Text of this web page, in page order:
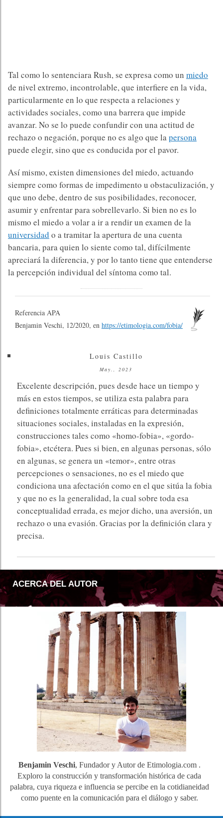
Tal como lo sentenciara Rush, se expresa como un miedo
de nivel extremo, incontrolable, que interfiere en la vida,
particularmente en lo que respecta a relaciones y
actividades sociales, como una barrera que impide
avanzar. No se lo puede confundir con una actitud de
rechazo o negación, porque no es algo que lapersona
puede elegir, sino que es conducida por el pavor.
Así mismo, existen dimensiones del miedo, actuando
siempre como formas de impedimento u obstaculización, y
que uno debe, dentro de sus posibilidades, reconocer,
asumir y enfrentar para sobrellevarlo. Si bien no es lo
mismo el miedo a volar a ir a rendir un examen de la
universidad o a tramitar la apertura de una cuenta
bancaria, para quien lo siente como tal, difícilmente
apreciará la diferencia, y por lo tanto tiene que entenderse
la percepción individual del síntoma como tal.
Referencia APA
Benjamin Veschi, 12/2020, en https://etimologia.com/fobia/
Louis Castillo
May., 2023
Excelente descripción, pues desde hace un tiempo y
más en estos tiempos, se utiliza esta palabra para
definiciones totalmente erráticas para determinadas
situaciones sociales, instaladas en la expresión,
construcciones tales como «homo-fobia», «gordo-
fobia», etcétera. Pues si bien, en algunas personas, sólo
en algunas, se genera un «temor», entre otras
percepciones o sensaciones, no es el miedo que
condiciona una afectación como en el que sitúa la fobia
y que no es la generalidad, la cual sobre toda esa
conceptualidad errada, es mejor dicho, una aversión, un
rechazo o una evasión. Gracias por la definición clara y
precisa.
ACERCA DEL AUTOR
Benjamin Veschi, Fundador y Autor de Etimologia.com .
Exploro la construcción y transformación histórica de cada
palabra, cuya riqueza e influencia se percibe en la cotidianeidad
como puente en la comunicación para el diálogo y saber.